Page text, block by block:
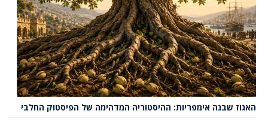
האגוז שבנה אימפריות: ההיסטוריה המדהימה של הפיסטוק החלבי